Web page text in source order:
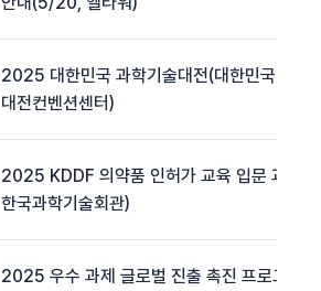
2025 대한민국 과학기술대전(대한민국 과
대전컨벤션센터)
2025 KDDF 의약품 인허가 교육 입문 과정
한국과학기술회관)
2025 우수 과제 글로벌 진출 촉진 프로그램